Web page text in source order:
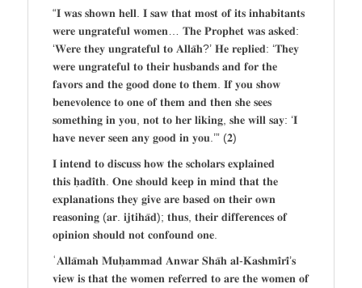
“𝐈 𝐰𝐚𝐬 𝐬𝐡𝐨𝐰𝐧 𝐡𝐞𝐥𝐥. 𝐈 𝐬𝐚𝐰 𝐭𝐡𝐚𝐭 𝐦𝐨𝐬𝐭 𝐨𝐟 𝐢𝐭𝐬 𝐢𝐧𝐡𝐚𝐛𝐢𝐭𝐚𝐧𝐭𝐬
𝐰𝐞𝐫𝐞 𝐮𝐧𝐠𝐫𝐚𝐭𝐞𝐟𝐮𝐥 𝐰𝐨𝐦𝐞𝐧… 𝐓𝐡𝐞 𝐏𝐫𝐨𝐩𝐡𝐞𝐭 𝐰𝐚𝐬 𝐚𝐬𝐤𝐞𝐝:
‘𝐖𝐞𝐫𝐞 𝐭𝐡𝐞𝐲 𝐮𝐧𝐠𝐫𝐚𝐭𝐞𝐟𝐮𝐥 𝐭𝐨 𝐀𝐥𝐥𝐚̄𝐡?’ 𝐇𝐞 𝐫𝐞𝐩𝐥𝐢𝐞𝐝: ‘𝐓𝐡𝐞𝐲
𝐰𝐞𝐫𝐞 𝐮𝐧𝐠𝐫𝐚𝐭𝐞𝐟𝐮𝐥 𝐭𝐨 𝐭𝐡𝐞𝐢𝐫 𝐡𝐮𝐬𝐛𝐚𝐧𝐝𝐬 𝐚𝐧𝐝 𝐟𝐨𝐫 𝐭𝐡𝐞
𝐟𝐚𝐯𝐨𝐫𝐬 𝐚𝐧𝐝 𝐭𝐡𝐞 𝐠𝐨𝐨𝐝 𝐝𝐨𝐧𝐞 𝐭𝐨 𝐭𝐡𝐞𝐦. 𝐈𝐟 𝐲𝐨𝐮 𝐬𝐡𝐨𝐰
𝐛𝐞𝐧𝐞𝐯𝐨𝐥𝐞𝐧𝐜𝐞 𝐭𝐨 𝐨𝐧𝐞 𝐨𝐟 𝐭𝐡𝐞𝐦 𝐚𝐧𝐝 𝐭𝐡𝐞𝐧 𝐬𝐡𝐞 𝐬𝐞𝐞𝐬
𝐬𝐨𝐦𝐞𝐭𝐡𝐢𝐧𝐠 𝐢𝐧 𝐲𝐨𝐮, 𝐧𝐨𝐭 𝐭𝐨 𝐡𝐞𝐫 𝐥𝐢𝐤𝐢𝐧𝐠, 𝐬𝐡𝐞 𝐰𝐢𝐥𝐥 𝐬𝐚𝐲: ‘𝐈
𝐡𝐚𝐯𝐞 𝐧𝐞𝐯𝐞𝐫 𝐬𝐞𝐞𝐧 𝐚𝐧𝐲 𝐠𝐨𝐨𝐝 𝐢𝐧 𝐲𝐨𝐮.’” (𝟐)
𝐈 𝐢𝐧𝐭𝐞𝐧𝐝 𝐭𝐨 𝐝𝐢𝐬𝐜𝐮𝐬𝐬 𝐡𝐨𝐰 𝐭𝐡𝐞 𝐬𝐜𝐡𝐨𝐥𝐚𝐫𝐬 𝐞𝐱𝐩𝐥𝐚𝐢𝐧𝐞𝐝
𝐭𝐡𝐢𝐬 𝐡̣𝐚𝐝𝐢̄𝐭𝐡. 𝐎𝐧𝐞 𝐬𝐡𝐨𝐮𝐥𝐝 𝐤𝐞𝐞𝐩 𝐢𝐧 𝐦𝐢𝐧𝐝 𝐭𝐡𝐚𝐭 𝐭𝐡𝐞
𝐞𝐱𝐩𝐥𝐚𝐧𝐚𝐭𝐢𝐨𝐧𝐬 𝐭𝐡𝐞𝐲 𝐠𝐢𝐯𝐞 𝐚𝐫𝐞 𝐛𝐚𝐬𝐞𝐝 𝐨𝐧 𝐭𝐡𝐞𝐢𝐫 𝐨𝐰𝐧
𝐫𝐞𝐚𝐬𝐨𝐧𝐢𝐧𝐠 (𝐚𝐫. 𝐢𝐣𝐭𝐢𝐡𝐚̄𝐝); 𝐭𝐡𝐮𝐬, 𝐭𝐡𝐞𝐢𝐫 𝐝𝐢𝐟𝐟𝐞𝐫𝐞𝐧𝐜𝐞𝐬 𝐨𝐟
𝐨𝐩𝐢𝐧𝐢𝐨𝐧 𝐬𝐡𝐨𝐮𝐥𝐝 𝐧𝐨𝐭 𝐜𝐨𝐧𝐟𝐨𝐮𝐧𝐝 𝐨𝐧𝐞.
ʿ𝐀𝐥𝐥𝐚̄𝐦𝐚𝐡 𝐌𝐮𝐡̣𝐚𝐦𝐦𝐚𝐝 𝐀𝐧𝐰𝐚𝐫 𝐒𝐡𝐚̄𝐡 𝐚𝐥-𝐊𝐚𝐬𝐡𝐦𝐢̄𝐫𝐢̄’𝐬
𝐯𝐢𝐞𝐰 𝐢𝐬 𝐭𝐡𝐚𝐭 𝐭𝐡𝐞 𝐰𝐨𝐦𝐞𝐧 𝐫𝐞𝐟𝐞𝐫𝐫𝐞𝐝 𝐭𝐨 𝐚𝐫𝐞 𝐭𝐡𝐞 𝐰𝐨𝐦𝐞𝐧 𝐨𝐟